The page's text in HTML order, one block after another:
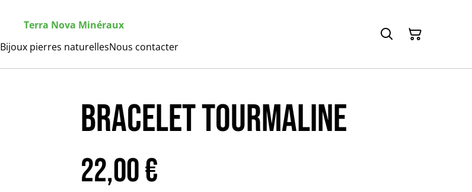
Terra Nova Minéraux
Bijoux pierres naturellesNous contacter
Bracelet tourmaline
22,00 €